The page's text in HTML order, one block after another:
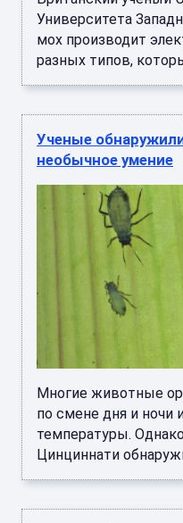
Университета
мох производит
разных типов,
Ученые
необычное умение
Многие животные
по смене дня и ночи
температуры.
Цинциннати